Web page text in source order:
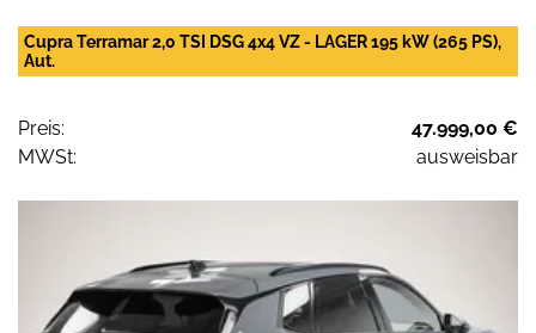
Cupra Terramar 2,0 TSI DSG 4x4 VZ - LAGER 195 kW (265 PS),
Aut.
Preis:
47.999,00 €
MWSt:
ausweisbar